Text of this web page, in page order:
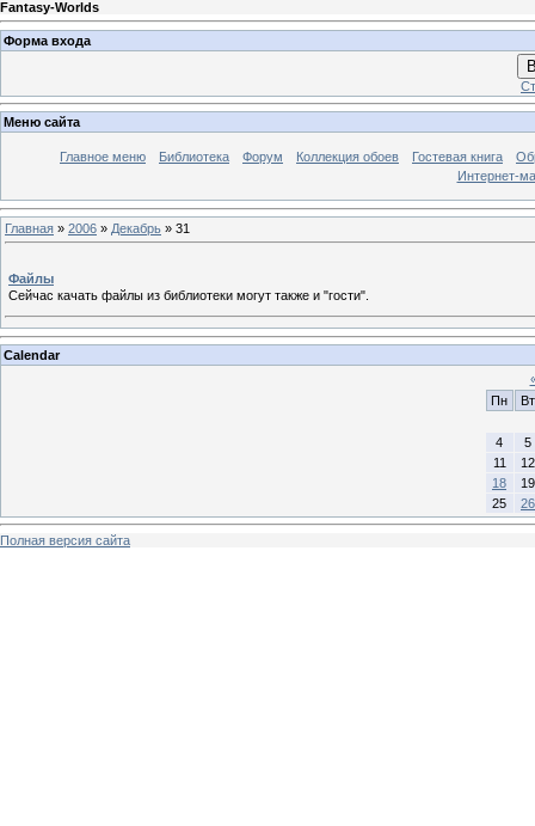
Fantasy-Worlds
Форма входа
Меню сайта
Главное меню Библиотека Форум Коллекция обоев Гостевая книга
Интернет-
Главная » 2006 » Декабрь » 31
Файлы
Сейчас качать файлы из библиотеки могут также и "гости".
Calendar
Пн
Вт
4
5
11
12
18
19
25
26
Полная версия сайта